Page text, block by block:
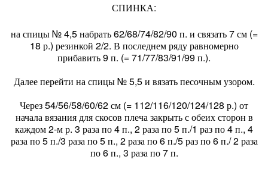
СПИНКА:
на спицы № 4,5 набрать 62/68/74/82/90 п. и связать 7 см (=
18 р.) резинкой 2/2. В последнем ряду равномерно
прибавить 9 п. (= 71/77/83/91/99 п.).
Далее перейти на спицы № 5,5 и вязать песочным узором.
Через 54/56/58/60/62 см (= 112/116/120/124/128 р.) от
начала вязания для скосов плеча закрыть с обеих сторон в
каждом 2-м р. 3 раза по 4 п., 2 раза по 5 п./1 раз по 4 п., 4
раза по 5 п./3 раза по 5 п., 2 раза по 6 п./5 раз по 6 п./ 2 раза
по 6 п., 3 раза по 7 п.